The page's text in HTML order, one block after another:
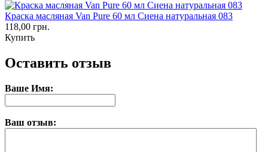
Краска масляная Van Pure 60 мл Сиена натуральная 083
118,00 грн.
Купить
Оставить отзыв
Ваше Имя:
Ваш отзыв: